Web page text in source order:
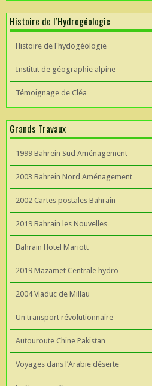
Histoire de l’Hydrogéologie
Histoire de l'hydogéologie
Institut de géographie alpine
Témoignage de Cléa
Grands Travaux
1999 Bahrein Sud Aménagement
2003 Bahrein Nord Aménagement
2002 Cartes postales Bahrain
2019 Bahrain les Nouvelles
Bahrain Hotel Mariott
2019 Mazamet Centrale hydro
2004 Viaduc de Millau
Un transport révolutionnaire
Autouroute Chine Pakistan
Voyages dans l’Arabie déserte